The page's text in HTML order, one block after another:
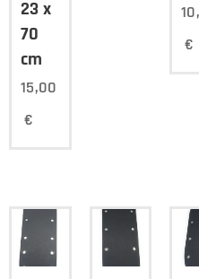
23 x
70
cm
15,00
€
€